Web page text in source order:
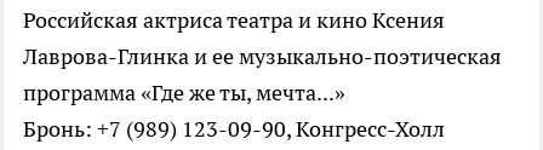
Российская актриса театра и кино Ксения
Лаврова-Глинка и ее музыкально-поэтическая
программа «Где же ты, мечта...»
Бронь: +7 (989) 123-09-90, Конгресс-Холл